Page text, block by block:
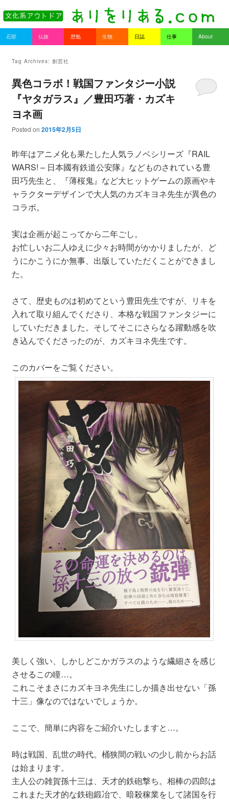
Main menu
Skip to primary content
Skip to secondary content
石部 仏旅 歴勉 生物 日誌 仕事 About
Tag Archives: 創芸社
異色コラボ！戦国ファンタジー小説
『ヤタガラス』／豊田巧著・カズキ
ヨネ画
Posted on 2015年2月5日
昨年はアニメ化も果たした人気ラノベシリーズ『RAIL
WARS! – 日本國有鉄道公安隊』などものされている豊
田巧先生と、『薄桜鬼』など大ヒットゲームの原画やキ
ャラクターデザインで大人気のカズキヨネ先生が異色の
コラボ。
実は企画が起こってから二年ごし。
お忙しいお二人ゆえに少々お時間がかかりましたが、ど
うにかこうにか無事、出版していただくことができまし
た。
さて、歴史ものは初めてという豊田先生ですが、リキを
入れて取り組んでくださり、本格な戦国ファンタジーに
していただきました。そしてそこにさらなる躍動感を吹
き込んでくださったのが、カズキヨネ先生です。
このカバーをご覧ください。
美しく強い、しかしどこかガラスのような繊細さを感じ
させるこの瞳…。
これこそまさにカズキヨネ先生にしか描き出せない「孫
十三」像なのではないでしょうか。
ここで、簡単に内容をご紹介いたしますと…。
時は戦国、乱世の時代。桶狭間の戦いの少し前からお話
は始まります。
主人公の雑賀孫十三は、天才的鉄砲撃ち。相棒の四郎は
これまた天才的な鉄砲鍛冶で、暗殺稼業をして諸国を行